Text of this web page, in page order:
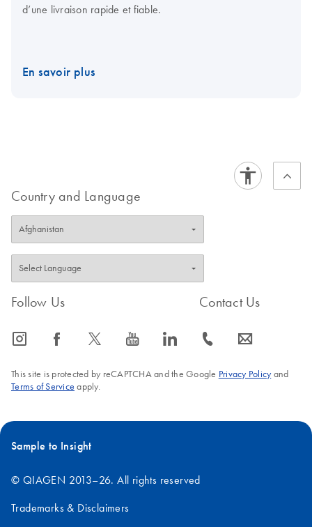
d’une livraison rapide et fiable.
En savoir plus
Country and Language
Follow Us
icon_0065_instagram-s icon_0064_facebook-s icon_0340_cc_gen_x-s icon_0077_youtube-s icon_0066_linkedin-s
Contact Us
icon_0072_phone-s icon_0063_envelope-s
This site is protected by reCAPTCHA and the Google Privacy Policyand
Terms of Service apply.
Sample to Insight
© QIAGEN 2013–26. All rights reserved
Trademarks & Disclaimers